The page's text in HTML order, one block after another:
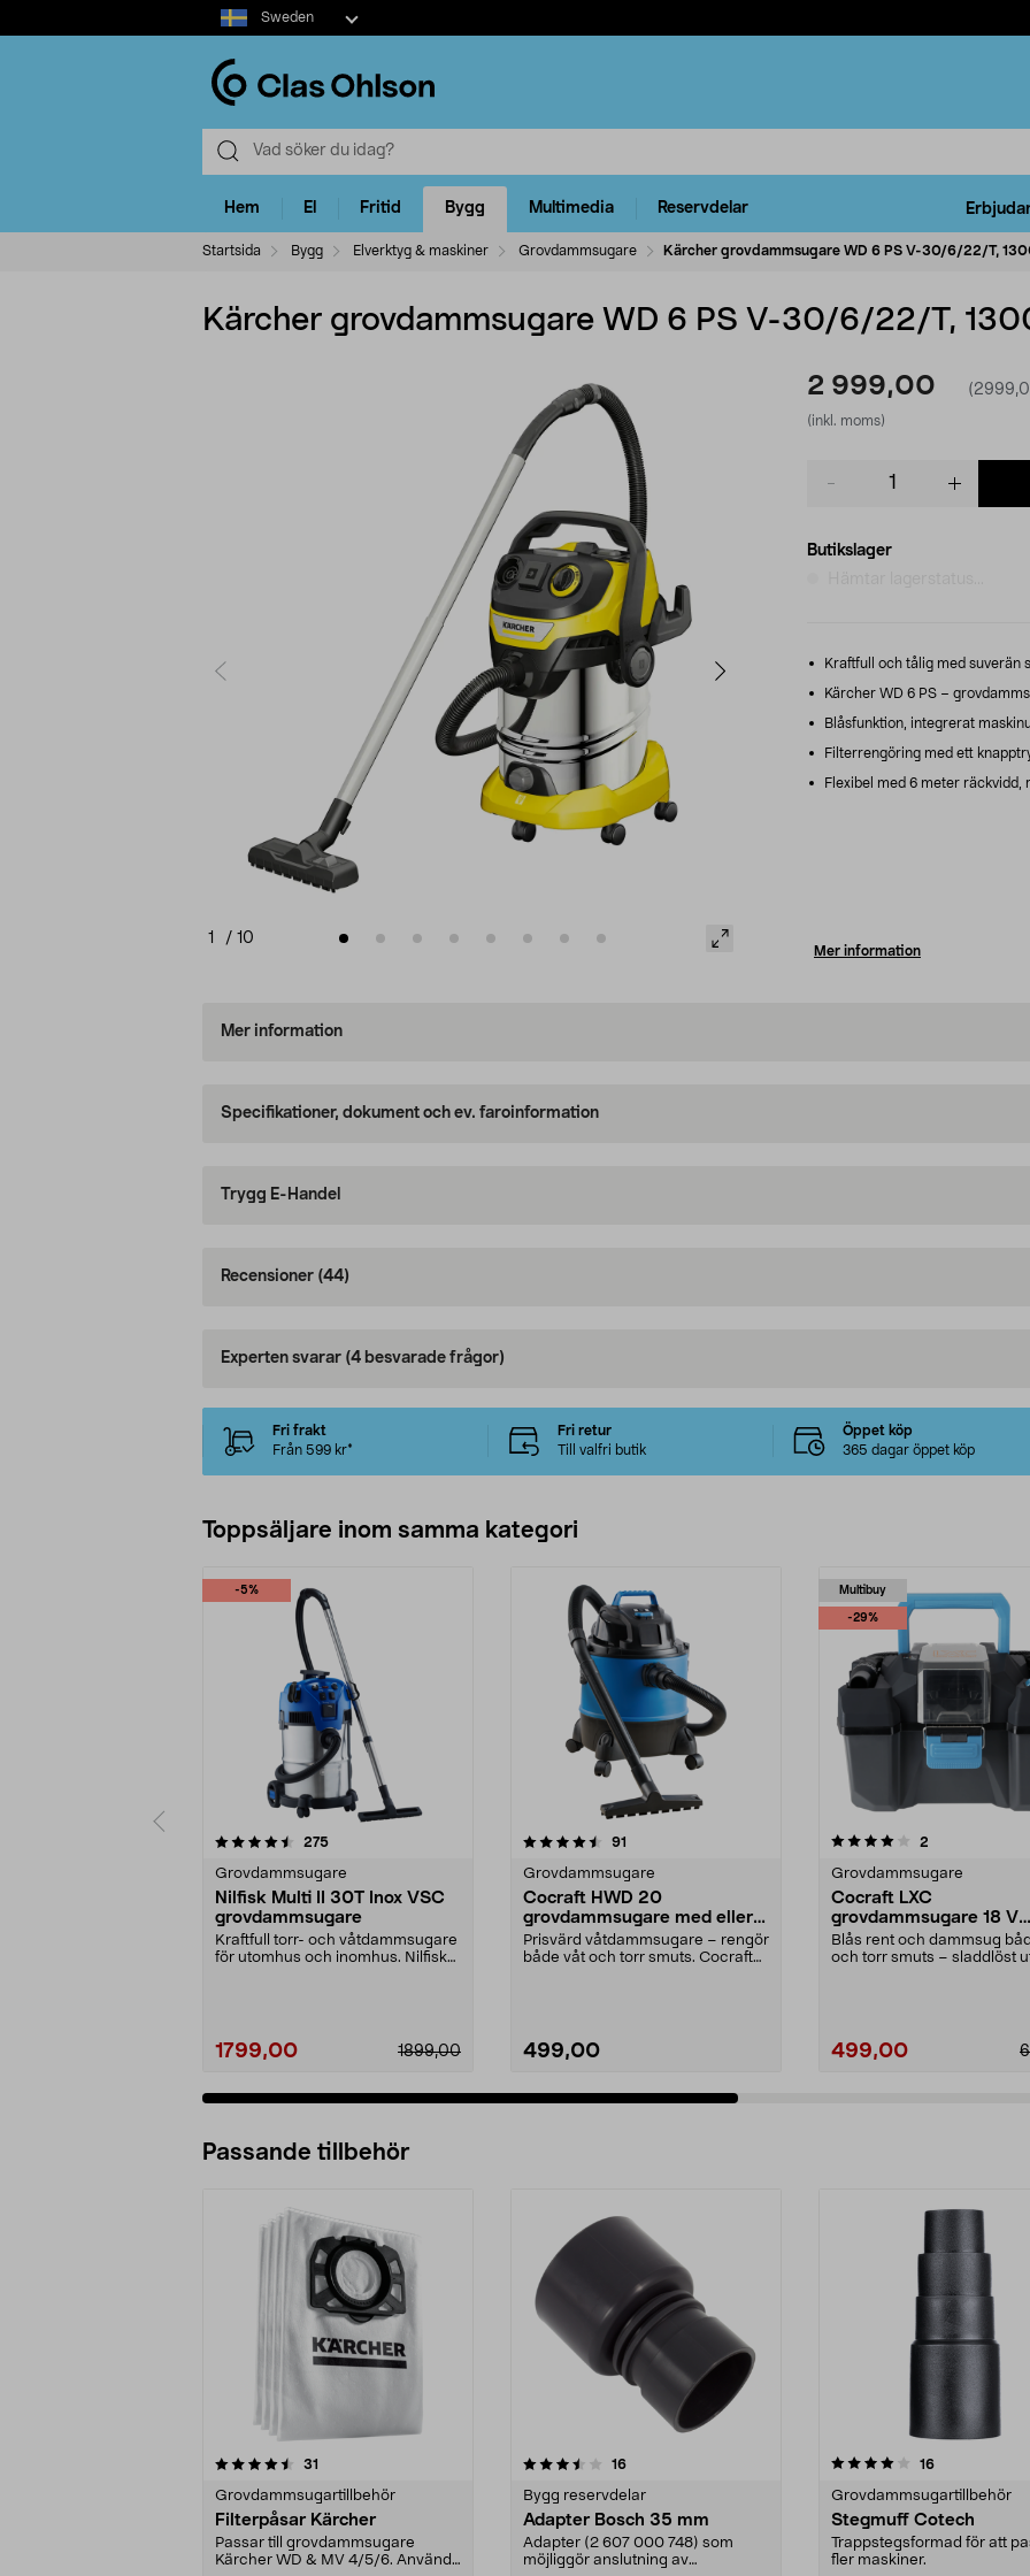
Select
market
Sweden
Hem El Fritid Bygg Multimedia Reservdelar
Startsida Bygg Elverktyg & maskiner Grovdammsugare Kärcher grovdammsugare WD 6 PS V-30/6/22/T,
Kärcher grovdammsugare WD 6 PS V-30/6/22/T,
1 / 10
2 999,00
(inkl. moms)
Butikslager
Kraftfull och tålig med suverän
Kärcher WD 6 PS –
Blåsfunktion, integrerat
Filterrengöring med ett
Flexibel med 6 meter
Mer information
Mer information
Specifikationer, dokument och ev. faroinformation
Trygg E-Handel
Recensioner (44)
Experten svarar (4 besvarade frågor)
Fri frakt
Från 599 kr*
Fri retur
Till valfri butik
Öppet köp
365 dagar öppet köp
Toppsäljare inom samma kategori
-5%
275recensioner
Grovdammsugare
Nilfisk Multi II 30T Inox VSC
grovdammsugare
Kraftfull torr- och våtdammsugare
för utomhus och inomhus. Nilfisk
1799,00 1899,00
4.5 av 5 stjärnor 91
Grovdammsugare
Cocraft HWD 20
grovdammsugare med eller
utan påse
Prisvärd våtdammsugare – rengör
både våt och torr smuts. Cocraft
499,00
Multibuy
-29%
4.0 av 5 stjärnor 2
Grovdammsugare
Cocraft LXC
grovdammsugare 18 V
VCB18, HEPA
Blås rent och dammsug
och torr smuts – sladdlöst
499,00
5.0 av 5 stjärnor
Passande tillbehör
31
Grovdammsugartillbehör
Filterpåsar Kärcher
Passar till grovdammsugare
Kärcher WD & MV 4/5/6. Använd
3.5av 5 stjärnor 16recensioner
Bygg reservdelar
Adapter Bosch 35 mm
Adapter (2 607 000 748) som
möjliggör anslutning av
4.0av 5 stjärnor 16recensioner
Grovdammsugartillbehör
Stegmuff Cotech
Trappstegsformad för att
fler maskiner.